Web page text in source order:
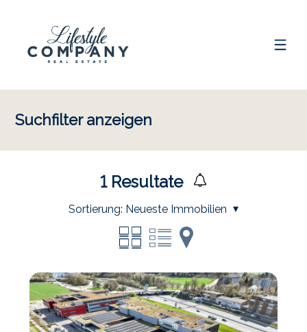
Suchfilter anzeigen
1Resultate
Sortierung: Neueste Immobilien